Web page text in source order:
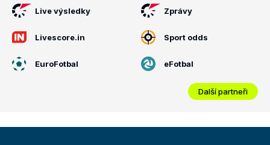
Live výsledky Zprávy
Livescore.in Sport odds
EuroFotbal eFotbal
Další partneři